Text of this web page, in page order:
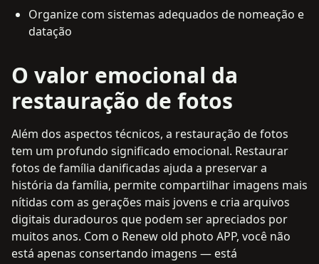
Organize com sistemas adequados de nomeação e
datação
O valor emocional da
restauração de fotos
Além dos aspectos técnicos, a restauração de fotos
tem um profundo significado emocional. Restaurar
fotos de família danificadas ajuda a preservar a
história da família, permite compartilhar imagens mais
nítidas com as gerações mais jovens e cria arquivos
digitais duradouros que podem ser apreciados por
muitos anos. Com o Renew old photo APP, você não
está apenas consertando imagens — está